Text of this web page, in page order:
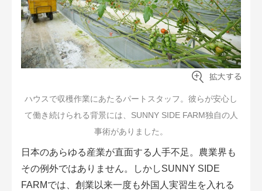
ハウスで収穫作業にあたるパートスタッフ。彼らが安心し
て働き続けられる背景には、SUNNY SIDE FARM独自の人
事術がありました。
日本のあらゆる産業が直面する人手不足。農業界も
その例外ではありません。しかしSUNNY SIDE
FARMでは、創業以来一度も外国人実習生を入れる